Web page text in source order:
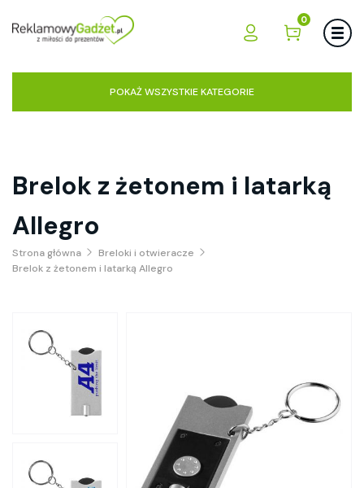
0
POKAŻ WSZYSTKIE KATEGORIE
Brelok z żetonem i latarką
Allegro
Strona główna
Breloki i otwieracze
Brelok z żetonem i latarką Allegro